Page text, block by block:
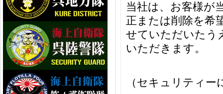
当社は、お客様が
正または削除を希
せていただいたう
いただきます。
（セキュリティー